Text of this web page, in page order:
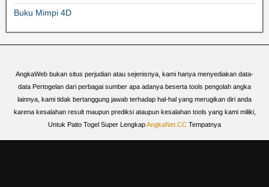
Buku Mimpi 4D
AngkaWeb bukan situs perjudian atau sejenisnya, kami hanya menyediakan data-
data Pertogelan dari perbagai sumber apa adanya beserta tools pengolah angka
lainnya, kami tidak bertanggung jawab terhadap hal-hal yang merugikan diri anda
karena kesalahan result maupun prediksi ataupun kesalahan tools yang kami miliki,
Untuk Paito Togel Super LengkapAngkaNet.CC Tempatnya